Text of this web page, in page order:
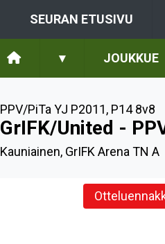
SEURAN ETUSIVU
▾ JOUKKUE
PPV/PiTa YJ P2011, P14 8v8
GrIFK/United -
Kauniainen, GrIFK Arena TN A